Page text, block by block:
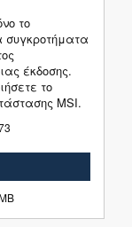
το
συγκροτήματα
έκδοσης.
το
MSI.